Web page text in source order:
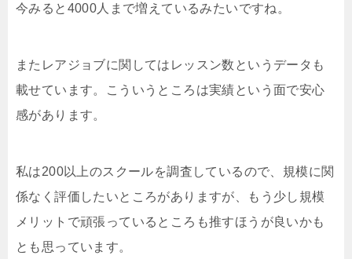
今みると4000人まで増えているみたいですね。
またレアジョブに関してはレッスン数というデータも
載せています。こういうところは実績という面で安心
感があります。
私は200以上のスクールを調査しているので、規模に関
係なく評価したいところがありますが、もう少し規模
メリットで頑張っているところも推すほうが良いかも
とも思っています。